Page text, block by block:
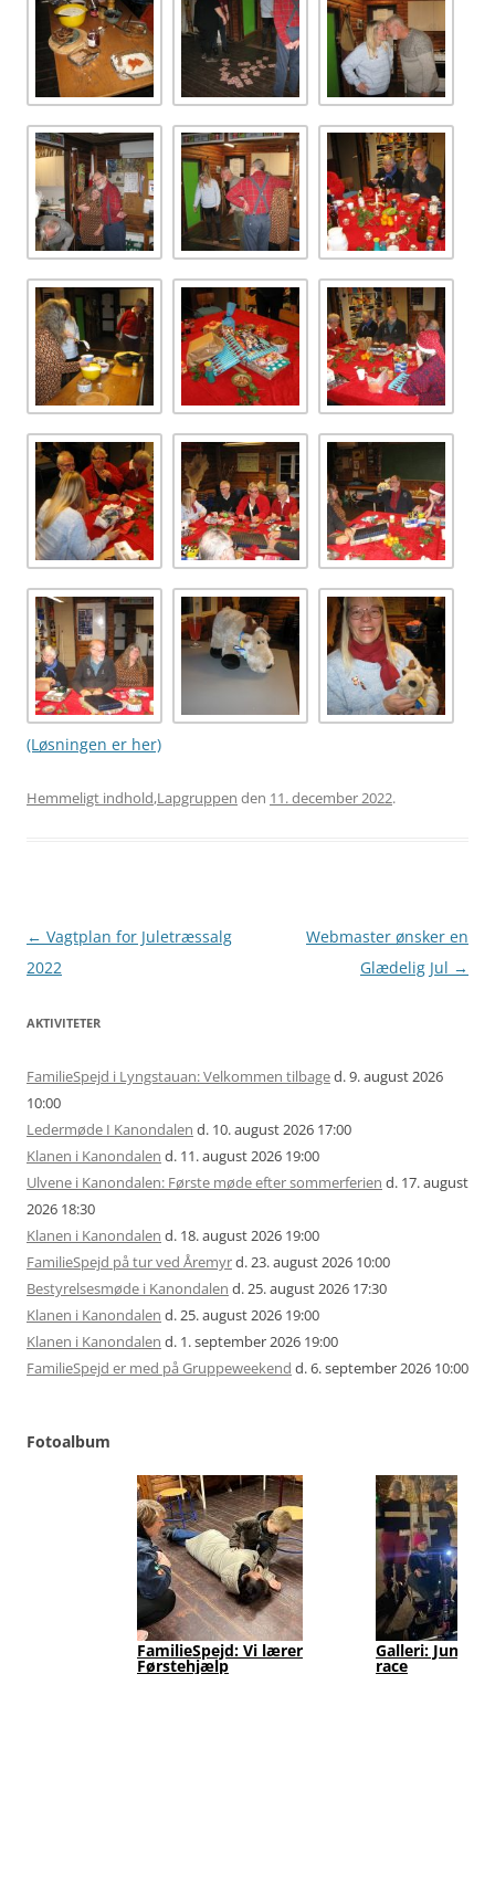
(Løsningen er her)
Hemmeligt indhold,Lapgruppen den 11. december 2022.
Artikel
navigation
← Vagtplan for Juletræssalg
2022
Webmaster ønsker en
Glædelig Jul →
AKTIVITETER
FamilieSpejd i Lyngstauan: Velkommen tilbaged. 9. august 2026
10:00
Ledermøde I Kanondalen d. 10. august 2026 17:00
Klanen i Kanondalen d. 11. august 2026 19:00
Ulvene i Kanondalen: Første møde efter sommerferien d. 17. august
2026 18:30
Klanen i Kanondalen d. 18. august 2026 19:00
FamilieSpejd på tur ved Åremyrd. 23. august 2026 10:00
Bestyrelsesmøde i Kanondalen d. 25. august 2026 17:30
Klanen i Kanondalen d. 25. august 2026 19:00
Klanen i Kanondalen d. 1. september 2026 19:00
FamilieSpejd er med på Gruppeweekend d. 6. september 2026 10:00
Fotoalbum
FamilieSpejd: Vi lærer
Førstehjælp
Galleri: Junior
race